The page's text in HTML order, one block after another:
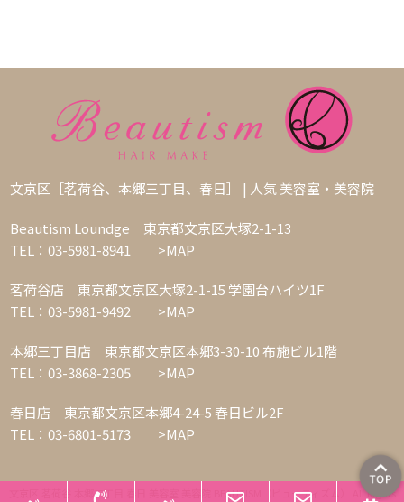
文京区［茗荷谷、本郷三丁目、春日］ | 人気 美容室・美容院
Beautism Loundge 東京都文京区大塚2-1-13
TEL：03-5981-8941
>MAP
茗荷谷店 東京都文京区大塚2-1-15 学園台ハイツ1F
TEL：03-5981-9492
>MAP
本郷三丁目店 東京都文京区本郷3-30-10 布施ビル1階
TEL：03-3868-2305
>MAP
春日店 東京都文京区本郷4-24-5 春日ビル2F
TEL：03-6801-5173
>MAP
文京区 茗荷谷 本郷三丁目 春日 美容室 美容院 BEAUTISM（ビューティズム） All Rights